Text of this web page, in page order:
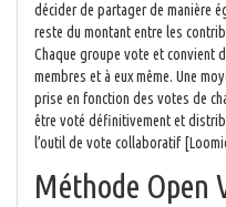
décider de partager de manière
reste du montant entre les
Chaque groupe vote et convient
membres et à eux même. Une
prise en fonction des votes de
être voté définitivement et
l’outil de vote collaboratif
Méthode Open